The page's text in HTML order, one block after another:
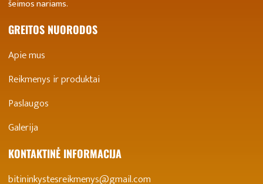
šeimos nariams.
GREITOS NUORODOS
Apie mus
Reikmenys ir produktai
Paslaugos
Galerija
KONTAKTINĖ INFORMACIJA
bitininkystesreikmenys@gmail.com